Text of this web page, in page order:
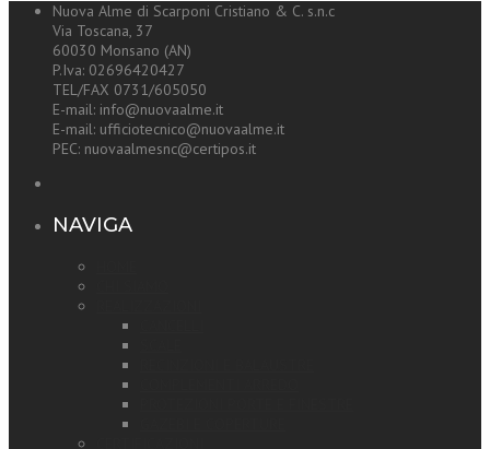
Nuova Alme di Scarponi Cristiano & C. s.n.c
Via Toscana, 37
60030 Monsano (AN)
P.Iva: 02696420427
TEL/FAX 0731/605050
E-mail: info@nuovaalme.it
E-mail: ufficiotecnico@nuovaalme.it
PEC: nuovaalmesnc@certipos.it
NAVIGA